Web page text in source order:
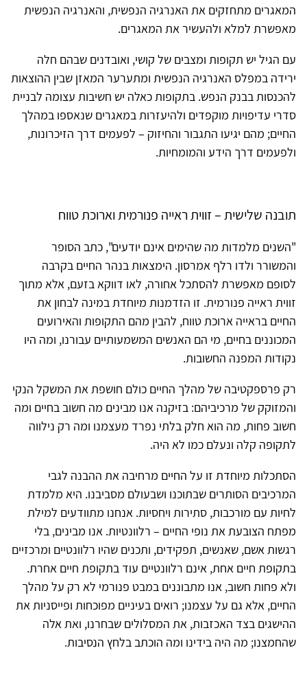
המאגרים מתחזקים את האנרגיה הנפשית, והאנרגיה הנפשית
מאפשרת למלא ולהעשיר את המאגרים.
עם הגיל יש תקופות ומצבים של קושי, ואובדנים שבהם חלה
ירידה במפלס האנרגיה הנפשית ומתערער המאזן שבין ההוצאות
להכנסות בבנק הנפש. בתקופות כאלה יש חשיבות עצומה לבניית
סדרי עדיפויות מוקפדים ולהיעזרות במאגרים שנאספו במהלך
החיים; מהם יגיעו התגבור והחיזוק – לפעמים דרך הזיכרונות,
ולפעמים דרך הידע והמומחיות.
תובנה שלישית – זווית ראייה פנורמית וארוכת טווח
"השנים מלמדות מה שהימים אינם יודעים", כתב הסופר
והמשורר ולדו רלף אמרסון. הימצאות בנהר החיים בקרבה
לסופם מאפשרת להסתכל אחורה, לאו דווקא בזעם, אלא מתוך
זווית ראייה פנורמית. זו הזדמנות מיוחדת במינה לבחון את
החיים בראייה ארוכת טווח, להבין מהם התקופות והאירועים
המכוננים בחיים, מי הם האנשים המשמעותיים עבורנו, ומה היו
נקודות המפנה החשובות.
רק פרספקטיבה של מהלך החיים כולם חושפת את המשקל הנקי
והמזוקק של מרכיביהם: בזיקנה אנו מבינים מה חשוב בחיים ומה
חשוב פחות, מה הוא חלק בלתי נפרד מעצמנו ומה רק נילווה
לתקופה קלה ונעלם כמו לא היה.
הסתכלות מיוחדת זו על החיים מרחיבה את ההבנה לגבי
המרכיבים הסותרים שבתוכנו ושבעולם מסביבנו. היא מלמדת
לחיות עם מורכבות, סתירות ויחסיות. אנחנו מתוודעים למילת
מפתח הצובעת את נופי החיים – רלוונטיות. אנו מבינים, בלי
רגשות אשם, שאנשים, תפקידים, ותכנים שהיו רלוונטיים ומרכזיים
בתקופת חיים אחת, אינם רלוונטיים עוד בתקופת חיים אחרת.
ולא פחות חשוב, אנו מתבוננים במבט פנורמי לא רק על מהלך
החיים, אלא גם על עצמנו; רואים בעיניים מפוכחות ופייסניות את
ההישגים בצד האכזבות, את המסלולים שבחרנו, ואת אלה
שהחמצנו; מה היה בידינו ומה הוכתב בלחץ הנסיבות.